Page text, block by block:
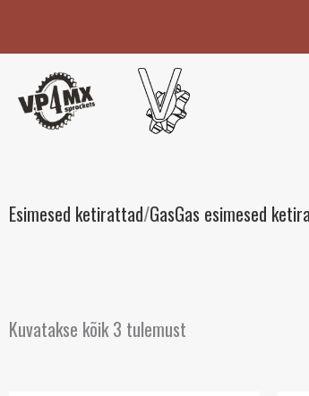
content
Esimesed ketirattad/GasGas esimesed
Kuvatakse kõik 3 tulemust